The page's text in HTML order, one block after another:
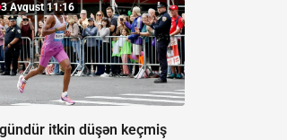
3 Avqust 11:16
itkin düşən keçmiş